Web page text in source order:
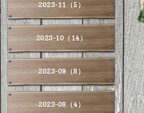
2023-11（5）
2023-10（14）
2023-09（8）
2023-08（4）